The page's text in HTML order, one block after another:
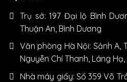
Trụ sở: 197 Đại lộ Bình
Thuận An, Bình Dương
Văn phòng Hà Nội: Sảnh A,
Nguyễn Chí Thanh, Láng
Nhà máy giấy: Số 359 Võ